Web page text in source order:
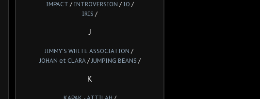
IMPACT / INTROVERSION / IO /
IRIS /
J
JIMMY'S WHITE ASSOCIATION /
JOHAN et CLARA/ JUMPING BEANS /
K